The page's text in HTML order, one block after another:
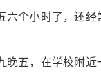
个小时了，还
五，在学校附